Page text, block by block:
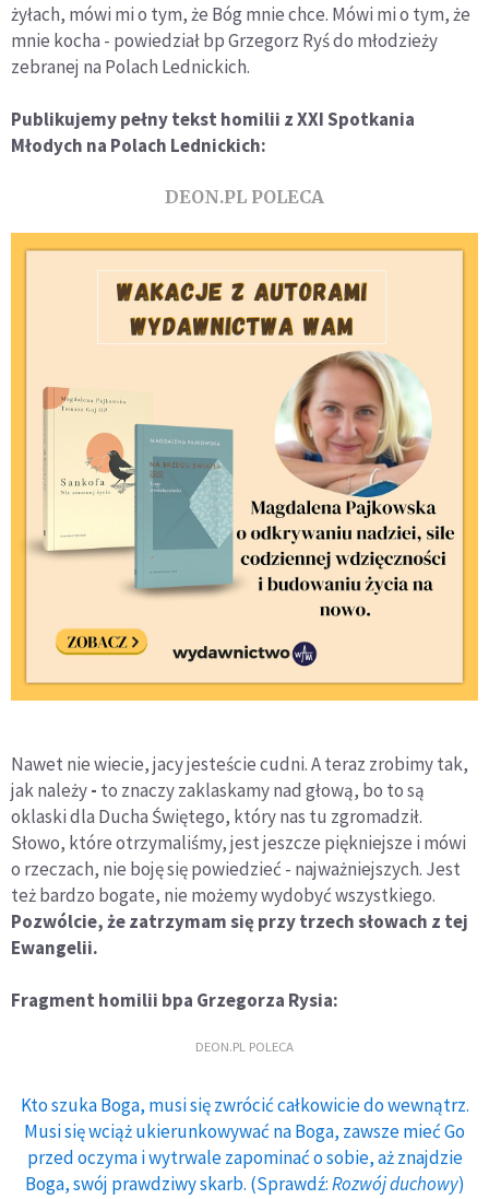
żyłach, mówi mi o tym, że Bóg mnie chce. Mówi mi o tym, że
mnie kocha - powiedział bp Grzegorz Ryś do młodzieży
zebranej na Polach Lednickich.
Publikujemy pełny tekst homilii z XXI Spotkania
Młodych na Polach Lednickich:
DEON.PL POLECA
Nawet nie wiecie, jacy jesteście cudni. A teraz zrobimy tak,
jak należy- to znaczy zaklaskamy nad głową, bo to są
oklaski dla Ducha Świętego, który nas tu zgromadził.
Słowo, które otrzymaliśmy, jest jeszcze piękniejsze i mówi
o rzeczach, nie boję się powiedzieć - najważniejszych. Jest
też bardzo bogate, nie możemy wydobyć wszystkiego.
Pozwólcie, że zatrzymam się przy trzech słowach z tej
Ewangelii.
Fragment homilii bpa Grzegorza Rysia:
DEON.PL POLECA
Kto szuka Boga, musi się zwrócić całkowicie do wewnątrz.
Musi się wciąż ukierunkowywać na Boga, zawsze mieć Go
przed oczyma i wytrwale zapominać o sobie, aż znajdzie
Boga, swój prawdziwy skarb. (Sprawdź:Rozwój duchowy)